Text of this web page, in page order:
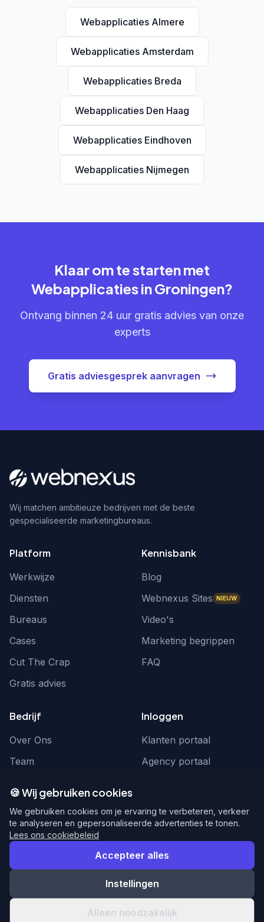
Webapplicaties Almere
Webapplicaties Amsterdam
Webapplicaties Breda
Webapplicaties Den Haag
Webapplicaties Eindhoven
Webapplicaties Nijmegen
Klaar om te starten met
Webapplicaties in Groningen?
Ontvang binnen 24 uur gratis advies van onze
experts
Gratis adviesgesprek aanvragen
Wij matchen ambitieuze bedrijven met de beste
gespecialiseerde marketingbureaus.
Platform
Werkwijze
Diensten
Bureaus
Cases
Cut The Crap
Gratis advies
Kennisbank
Blog
Webnexus Sites NIEUW
Video's
Marketing begrippen
FAQ
Bedrijf
Over Ons
Team
Inloggen
Klanten portaal
Agency portaal
hello@webnexus.nl
085 004 1875
© 2026 WebNexus. Alle rechten voorbehouden.
PrivacyVoorwaarden
🍪 Wij gebruiken cookies
We gebruiken cookies om je ervaring te verbeteren, verkeer
te analyseren en gepersonaliseerde advertenties te tonen.
Lees ons cookiebeleid
Accepteer alles
Instellingen
Alleen noodzakelijk